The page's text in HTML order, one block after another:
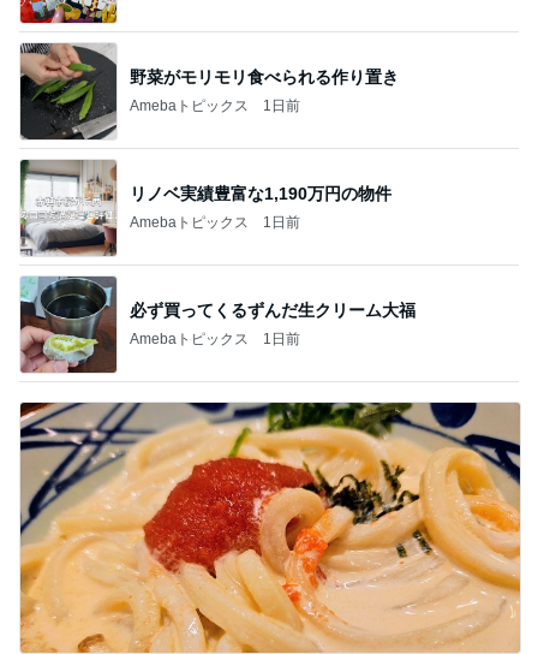
野菜がモリモリ食べられる作り置き
Amebaトピックス 1日前
リノベ実績豊富な1,190万円の物件
Amebaトピックス 1日前
必ず買ってくるずんだ生クリーム大福
Amebaトピックス 1日前